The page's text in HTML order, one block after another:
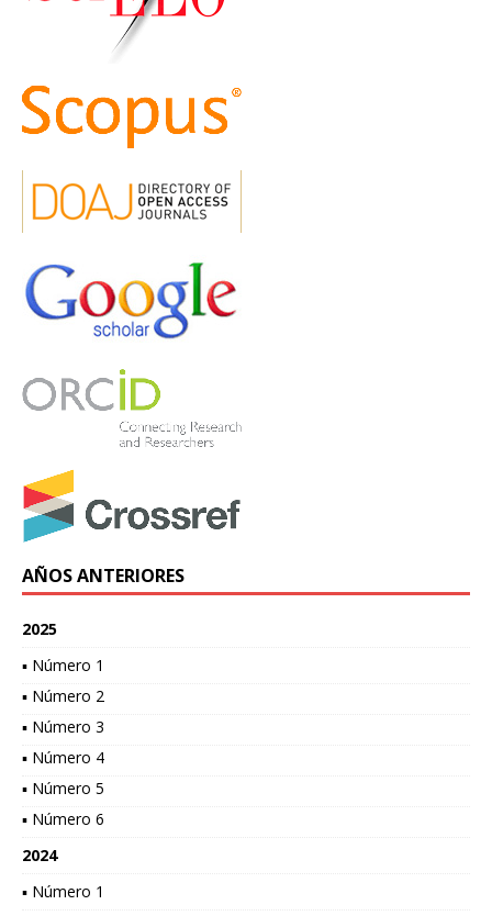
AÑOS ANTERIORES
2025
▪ Número 1
▪ Número 2
▪ Número 3
▪ Número 4
▪ Número 5
▪ Número 6
2024
▪ Número 1